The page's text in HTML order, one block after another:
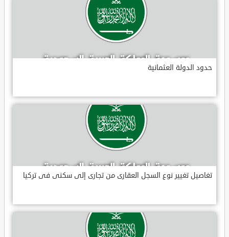
حدود الدولة العثمانية
تغاصيل تغيير نوع السجل العقارى من تجارى إلى سكنى فى تركيا